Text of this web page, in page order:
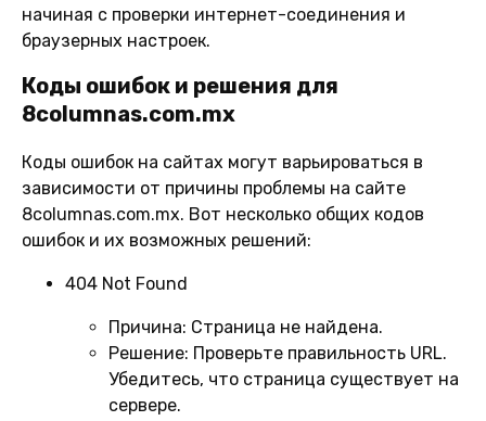
начиная с проверки интернет-соединения и
браузерных настроек.
Коды ошибок и решения для
8columnas.com.mx
Коды ошибок на сайтах могут варьироваться в
зависимости от причины проблемы на сайте
8columnas.com.mx. Вот несколько общих кодов
ошибок и их возможных решений:
404 Not Found
Причина: Страница не найдена.
Решение: Проверьте правильность URL.
Убедитесь, что страница существует на
сервере.